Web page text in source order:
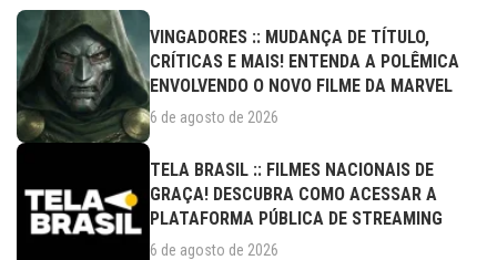
VINGADORES :: MUDANÇA DE TÍTULO,
CRÍTICAS E MAIS! ENTENDA A POLÊMICA
ENVOLVENDO O NOVO FILME DA MARVEL
6 de agosto de 2026
TELA BRASIL :: FILMES NACIONAIS DE
GRAÇA! DESCUBRA COMO ACESSAR A
PLATAFORMA PÚBLICA DE STREAMING
6 de agosto de 2026